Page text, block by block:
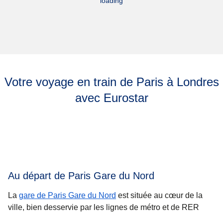
Votre voyage en train de Paris à Londres
avec Eurostar
Au départ de Paris Gare du Nord
La gare de Paris Gare du Nord est située au cœur de la
ville, bien desservie par les lignes de métro et de RER